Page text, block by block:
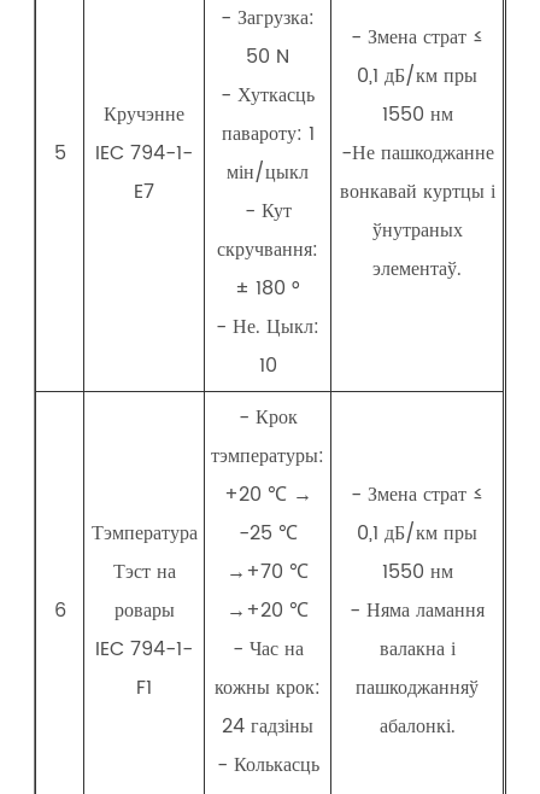
5
Кручэнне
IEC 794-1-
E7
- Загрузка:
50 N
- Хуткасць
павароту: 1
мін/цыкл
- Кут
скручвання:
± 180 °
- Не. Цыкл:
10
- Змена страт ≤
0,1 дБ/км пры
1550 нм
-Не пашкоджанне
вонкавай куртцы і
ўнутраных
элементаў.
6
Тэмпература
Тэст на
ровары
IEC 794-1-
F1
- Крок
тэмпературы:
+20 ℃ →
-25 ℃
→+70 ℃
→+20 ℃
- Час на
кожны крок:
24 гадзіны
- Колькасць
- Змена страт ≤
0,1 дБ/км пры
1550 нм
- Няма ламання
валакна і
пашкоджанняў
абалонкі.